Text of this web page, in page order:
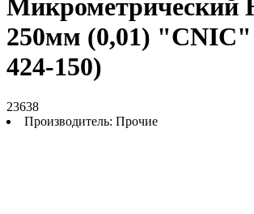
Микрометрический
250мм (0,01)
424-150)
23638
Производитель: Прочие